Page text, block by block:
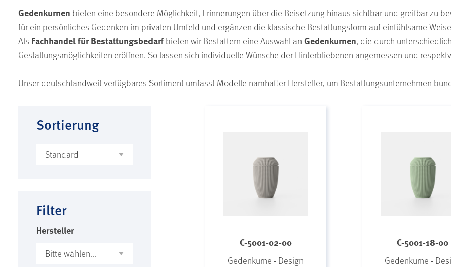
Gedenkurnen bieten eine besondere Möglichkeit, Erinnerungen über die Beisetzung hinaus sichtbar und greifbar zu
für ein persönliches Gedenken im privaten Umfeld und ergänzen die klassische Bestattungsform auf einfühlsame
Als Fachhandel für Bestattungsbedarfbieten wir Bestattern eine Auswahl an Gedenkurnen, die durch
Gestaltungsmöglichkeiten eröffnen. So lassen sich individuelle Wünsche der Hinterbliebenen angemessen und
Unser deutschlandweit verfügbares Sortiment umfasst Modelle namhafter Hersteller, um Bestattungsunternehmen
Sortierung
Filter
Hersteller
C-5001-02-00
Gedenkurne - Design
C-5001-18-00
Gedenkurne -